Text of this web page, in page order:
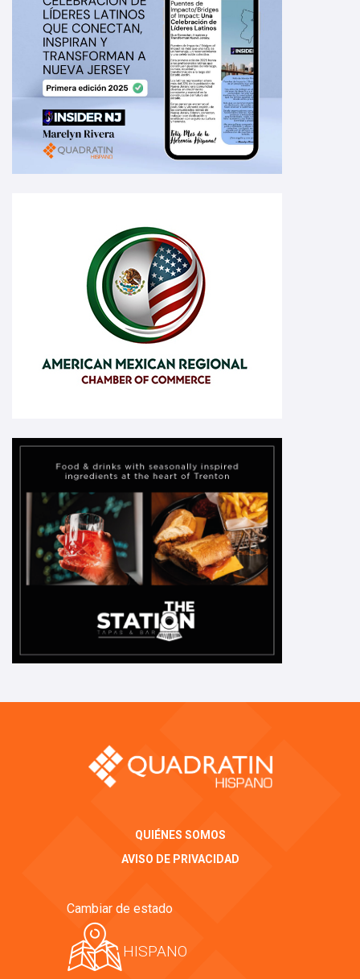
QUIÉNES SOMOS
AVISO DE PRIVACIDAD
Cambiar de estado
HISPANO